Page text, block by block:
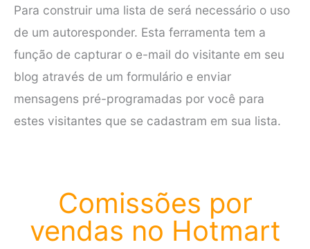
Para construir uma lista de será necessário o uso
de um autoresponder. Esta ferramenta tem a
função de capturar o e-mail do visitante em seu
blog através de um formulário e enviar
mensagens pré-programadas por você para
estes visitantes que se cadastram em sua lista.
Comissões por
vendas no Hotmart